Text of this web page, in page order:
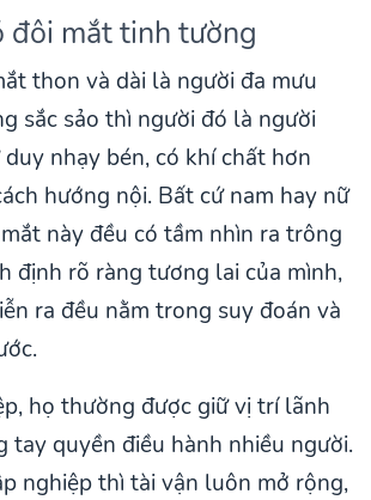
đôi mắt tinh tường
thon và dài là người đa mưu
sắc sảo thì người đó là người
nhạy bén, có khí chất hơn
hướng nội. Bất cứ nam hay nữ
này đều có tầm nhìn ra trông
định rõ ràng tương lai của mình,
ra đều nằm trong suy đoán và
họ thường được giữ vị trí lãnh
tay quyền điều hành nhiều người.
nghiệp thì tài vận luôn mở rộng,